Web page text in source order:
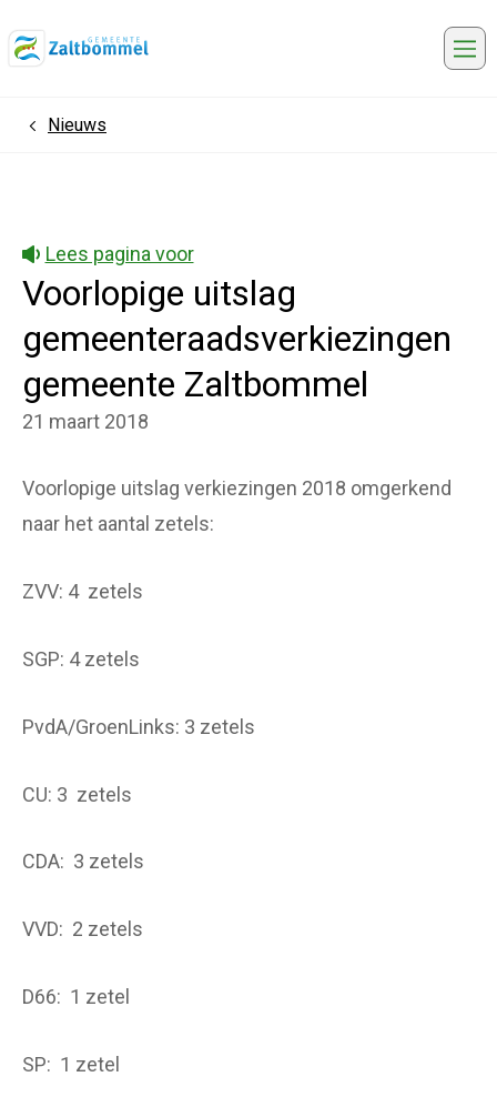
HomeNieuws
Lees pagina voor
Voorlopige uitslag
gemeenteraadsverkiezingen
gemeente Zaltbommel
21 maart 2018
Voorlopige uitslag verkiezingen 2018 omgerkend
naar het aantal zetels:
ZVV: 4 zetels
SGP: 4 zetels
PvdA/GroenLinks: 3 zetels
CU: 3 zetels
CDA: 3 zetels
VVD: 2 zetels
D66: 1 zetel
SP: 1 zetel